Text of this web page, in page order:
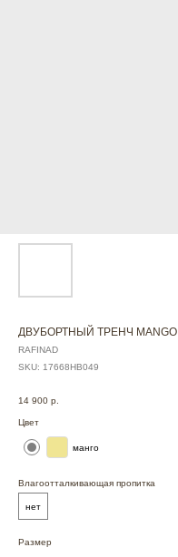
ДВУБОРТНЫЙ ТРЕНЧ MANGO
RAFINAD
SKU: 17668НВ049
14 900 р.
Цвет
манго
Влагоотталкивающая пропитка
нет
Размер